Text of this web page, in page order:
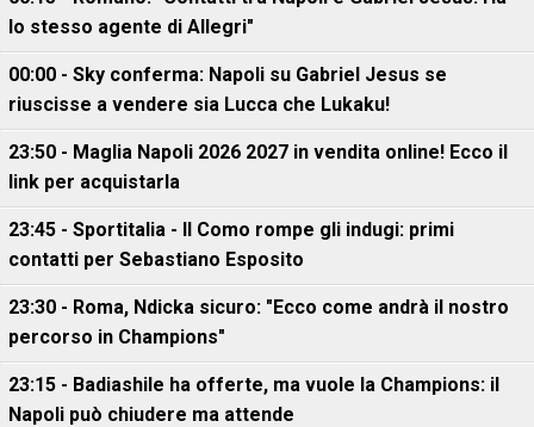
lo stesso agente di Allegri"
00:00 - Sky conferma: Napoli su Gabriel Jesus se
riuscisse a vendere sia Lucca che Lukaku!
23:50 - Maglia Napoli 2026 2027 in vendita online! Ecco il
link per acquistarla
23:45 - Sportitalia - Il Como rompe gli indugi: primi
contatti per Sebastiano Esposito
23:30 - Roma, Ndicka sicuro: "Ecco come andrà il nostro
percorso in Champions"
23:15 - Badiashile ha offerte, ma vuole la Champions: il
Napoli può chiudere ma attende